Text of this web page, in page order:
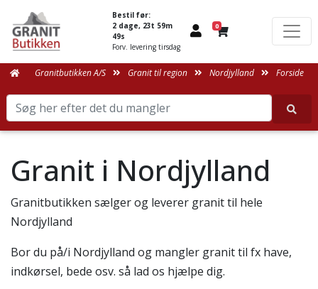
Granit i Nordjylland
Granitbutikken sælger og leverer granit til hele
Nordjylland
Bor du på/i Nordjylland og mangler granit til fx have,
indkørsel, bede osv. så lad os hjælpe dig.
Bestil før:
2 dage, 23t 59m
49s
Forv. levering tirsdag
0
Granitbutikken A/S Granit til region Nordjylland Forside